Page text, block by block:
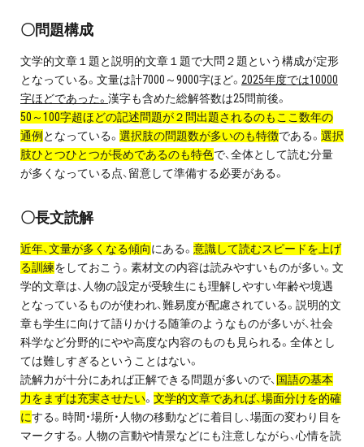
よくある質問
採用情報
インフォメーション
採用情報
プライバシーポリシー
免責事項・著作権等
〇問題構成
文学的文章１題と説明的文章１題で大問２題という構成が定形
となっている。文量は計7000～9000字ほど。 2025年度では10000
字ほどであった。 漢字も含めた総解答数は25問前後。
50～100字超ほどの記述問題が２問出題されるのもここ数年の
通例 となっている。 選択肢の問題数が多いのも特徴である。 選択
肢ひとつひとつが長めであるのも特色で、全体として読む分量
が多くなっている点、留意して準備する必要がある。
〇長文読解
近年、文量が多くなる傾向にある。 意識して読むスピードを上げ
る訓練をしておこう。素材文の内容は読みやすいものが多い。文
学的文章は、人物の設定が受験生にも理解しやすい年齢や境遇
となっているものが使われ、難易度が配慮されている。説明的文
章も学生に向けて語りかける随筆のようなものが多いが、社会
科学など分野的にやや高度な内容のものも見られる。全体とし
ては難しすぎるということはない。
読解力が十分にあれば正解できる問題が多いので、 国語の基本
力をまずは充実させたい。 文学的文章であれば、場面分けを的確
にする。時間・場所・人物の移動などに着目し、場面の変わり目を
マークする。人物の言動や情景などにも注意しながら、心情を読